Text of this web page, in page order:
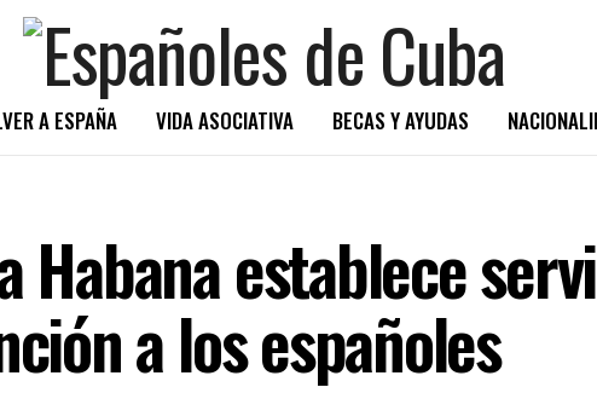
A ESPAÑA VIDA ASOCIATIVA BECAS Y AYUDAS
Habana establece
a los españoles